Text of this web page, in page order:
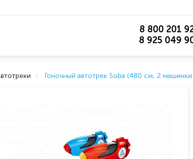
8 800 201
8 925 049
Гоночный автотрек Soba (480 см, 2